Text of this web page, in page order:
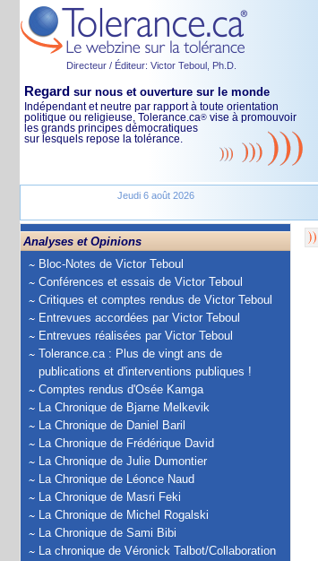
Directeur / Éditeur: Victor Teboul, Ph.D.
Regard sur nous et ouverture sur le monde
Indépendant et neutre par rapport à toute orientation
politique ou religieuse, Tolerance.ca® vise à promouvoir
les grands principes démocratiques
sur lesquels repose la tolérance.
Jeudi 6 août 2026
Analyses et Opinions
Bloc-Notes de Victor Teboul
Conférences et essais de Victor Teboul
Critiques et comptes rendus de Victor Teboul
Entrevues accordées par Victor Teboul
Entrevues réalisées par Victor Teboul
Tolerance.ca : Plus de vingt ans de
publications et d'interventions publiques !
Comptes rendus d'Osée Kamga
La Chronique de Bjarne Melkevik
La Chronique de Daniel Baril
La Chronique de Frédérique David
La Chronique de Julie Dumontier
La Chronique de Léonce Naud
La Chronique de Masri Feki
La Chronique de Michel Rogalski
La Chronique de Sami Bibi
La chronique de Véronick Talbot/Collaboration